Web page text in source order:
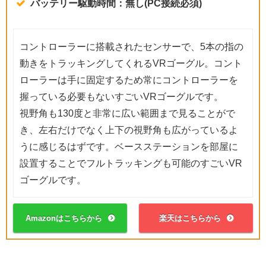
バッテリー駆動時間：無し(PC接続必須)
コントローラーに搭載されたセンサーで、5本の指の
動きをトラッキングしてくれるVRゴーグル。コント
ローラーは手に固定するため常にコントローラーを
握っている必要もないすごいVRゴーグルです。
視野角も130度と非常に広い範囲まで見ることがで
き、左右だけでなく上下の視野角も広がっているよ
うに感じるはずです。ベースステーションを部屋に
設置することでフルトラッキングも可能のすごいVR
ゴーグルです。
Amazonはこちらから 楽天はこちらから